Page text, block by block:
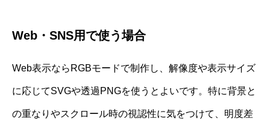
Web・SNS用で使う場合
Web表示ならRGBモードで制作し、解像度や表示サイズ
に応じてSVGや透過PNGを使うとよいです。特に背景と
の重なりやスクロール時の視認性に気をつけて、明度差